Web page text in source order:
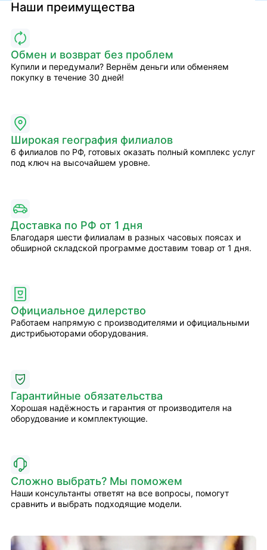
Наши преимущества
Обмен и возврат без проблем
Купили и передумали? Вернём деньги или обменяем
покупку в течение 30 дней!
Широкая география филиалов
6 филиалов по РФ, готовых оказать полный комплекс услуг
под ключ на высочайшем уровне.
Доставка по РФ от 1 дня
Благодаря шести филиалам в разных часовых поясах и
обширной складской программе доставим товар от 1 дня.
Официальное дилерство
Работаем напрямую с производителями и официальными
дистрибьюторами оборудования.
Гарантийные обязательства
Хорошая надёжность и гарантия от производителя на
оборудование и комплектующие.
Сложно выбрать? Мы поможем
Наши консультанты ответят на все вопросы, помогут
сравнить и выбрать подходящие модели.